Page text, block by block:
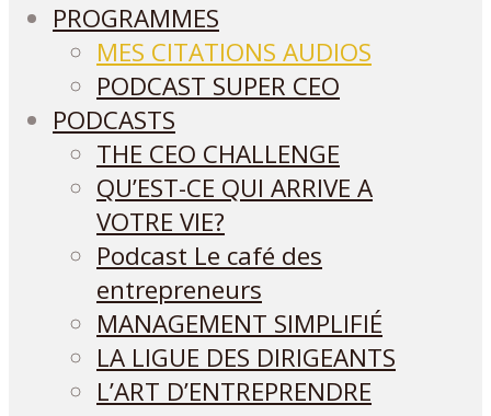
PROGRAMMES
MES CITATIONS AUDIOS
PODCAST SUPER CEO
PODCASTS
THE CEO CHALLENGE
QU’EST-CE QUI ARRIVE A
VOTRE VIE?
Podcast Le café des
entrepreneurs
MANAGEMENT SIMPLIFIÉ
LA LIGUE DES DIRIGEANTS
L’ART D’ENTREPRENDRE